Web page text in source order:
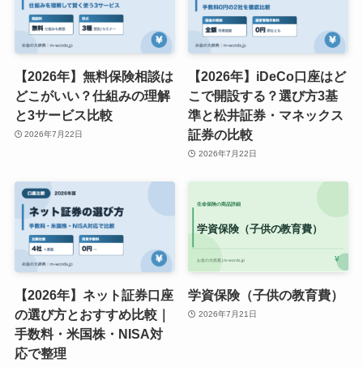
【2026年】無料保険相談は
どこがいい？仕組みの理解
と3サービス比較
2026年7月22日
【2026年】iDeCo口座はど
こで開設する？選び方3基
準と松井証券・マネックス
証券の比較
2026年7月22日
【2026年】ネット証券口座
の選び方とおすすめ比較｜
手数料・米国株・NISA対
応で整理
学資保険（子供の教育費）
2026年7月21日